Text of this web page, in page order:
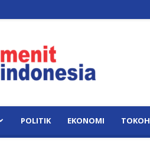
Indonesia
POLITIK EKONOMI TOKOH